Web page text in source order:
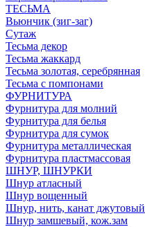
ТЕСЬМА
Вьюнчик (зиг-заг)
Сутаж
Тесьма декор
Тесьма жаккард
Тесьма золотая, серебрянная
Тесьма с помпонами
ФУРНИТУРА
Фурнитура для молний
Фурнитура для белья
Фурнитура для сумок
Фурнитура металлическая
Фурнитура пластмассовая
ШНУР, ШНУРКИ
Шнур атласный
Шнур вощенный
Шнур, нить, канат джутовый
Шнур замшевый, кож.зам